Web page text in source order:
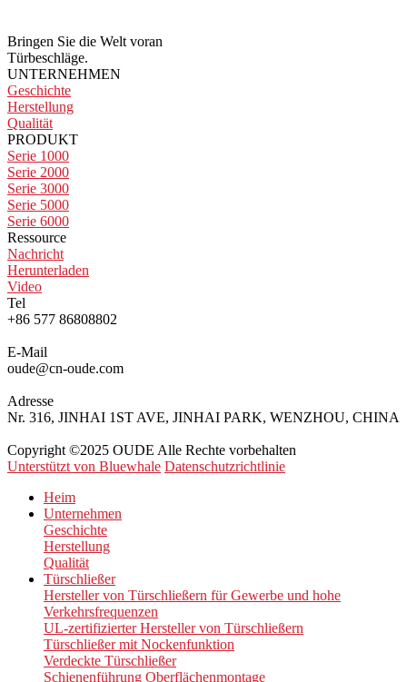
Bringen Sie die Welt voran
Türbeschläge.
UNTERNEHMEN
Geschichte
Herstellung
Qualität
PRODUKT
Serie 1000
Serie 2000
Serie 3000
Serie 5000
Serie 6000
Ressource
Nachricht
Herunterladen
Video
Tel
+86 577 86808802
E-Mail
oude@cn-oude.com
Adresse
Nr. 316, JINHAI 1ST AVE, JINHAI PARK, WENZHOU, CHINA
Copyright ©2025 OUDE Alle Rechte vorbehalten
Unterstützt von Bluewhale Datenschutzrichtlinie
Heim
Unternehmen
Geschichte
Herstellung
Qualität
Türschließer
Hersteller von Türschließern für Gewerbe und hohe
Verkehrsfrequenzen
UL-zertifizierter Hersteller von Türschließern
Türschließer mit Nockenfunktion
Verdeckte Türschließer
Schienenführung Oberflächenmontage